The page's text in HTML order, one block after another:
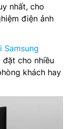
trên YouTube
T2C)
eARC, HDMI-
nhất, cho
điện ảnh
Samsung
đặt cho nhiều
khách hay